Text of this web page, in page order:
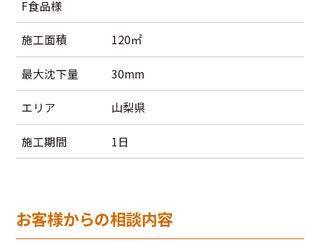
F食品様
施工面積 120㎡
最大沈下量 30mm
エリア 山梨県
施工期間 1日
お客様からの相談内容